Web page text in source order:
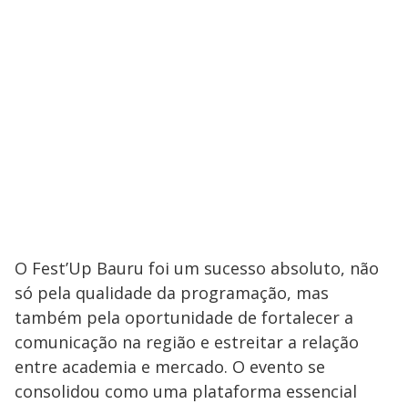
O Fest’Up Bauru foi um sucesso absoluto, não
só pela qualidade da programação, mas
também pela oportunidade de fortalecer a
comunicação na região e estreitar a relação
entre academia e mercado. O evento se
consolidou como uma plataforma essencial